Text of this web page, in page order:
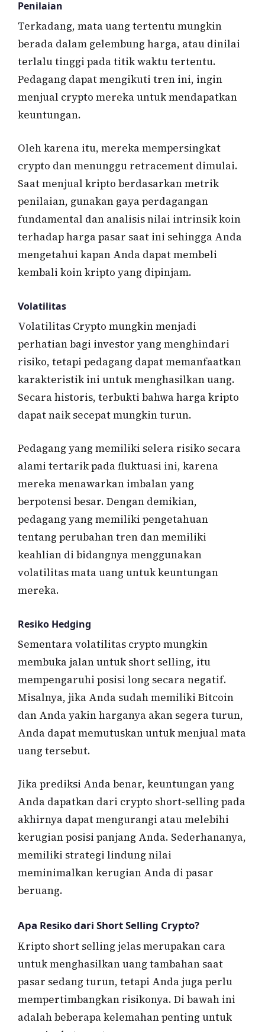
Penilaian
Terkadang, mata uang tertentu mungkin
berada dalam gelembung harga, atau dinilai
terlalu tinggi pada titik waktu tertentu.
Pedagang dapat mengikuti tren ini, ingin
menjual crypto mereka untuk mendapatkan
keuntungan.
Oleh karena itu, mereka mempersingkat
crypto dan menunggu retracement dimulai.
Saat menjual kripto berdasarkan metrik
penilaian, gunakan gaya perdagangan
fundamental dan analisis nilai intrinsik koin
terhadap harga pasar saat ini sehingga Anda
mengetahui kapan Anda dapat membeli
kembali koin kripto yang dipinjam.
Volatilitas
Volatilitas Crypto mungkin menjadi
perhatian bagi investor yang menghindari
risiko, tetapi pedagang dapat memanfaatkan
karakteristik ini untuk menghasilkan uang.
Secara historis, terbukti bahwa harga kripto
dapat naik secepat mungkin turun.
Pedagang yang memiliki selera risiko secara
alami tertarik pada fluktuasi ini, karena
mereka menawarkan imbalan yang
berpotensi besar. Dengan demikian,
pedagang yang memiliki pengetahuan
tentang perubahan tren dan memiliki
keahlian di bidangnya menggunakan
volatilitas mata uang untuk keuntungan
mereka.
Resiko Hedging
Sementara volatilitas crypto mungkin
membuka jalan untuk short selling, itu
mempengaruhi posisi long secara negatif.
Misalnya, jika Anda sudah memiliki Bitcoin
dan Anda yakin harganya akan segera turun,
Anda dapat memutuskan untuk menjual mata
uang tersebut.
Jika prediksi Anda benar, keuntungan yang
Anda dapatkan dari crypto short-selling pada
akhirnya dapat mengurangi atau melebihi
kerugian posisi panjang Anda. Sederhananya,
memiliki strategi lindung nilai
meminimalkan kerugian Anda di pasar
beruang.
Apa Resiko dari Short Selling Crypto?
Kripto short selling jelas merupakan cara
untuk menghasilkan uang tambahan saat
pasar sedang turun, tetapi Anda juga perlu
mempertimbangkan risikonya. Di bawah ini
adalah beberapa kelemahan penting untuk